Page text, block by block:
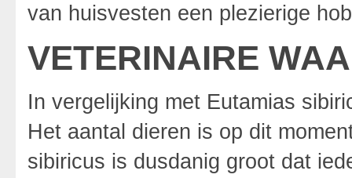
van huisvesten een plezierige
VETERINAIRE
In vergelijking met Eutamias
Het aantal dieren is op dit
sibiricus is dusdanig groot dat